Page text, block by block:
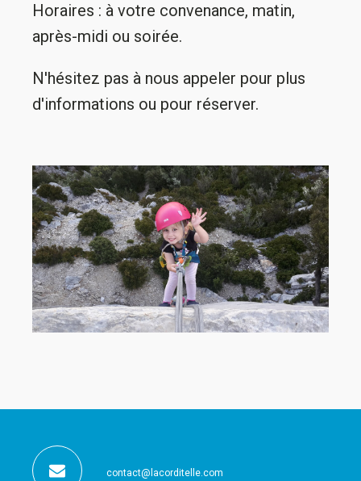
Horaires : à votre convenance, matin,
après-midi ou soirée.
N'hésitez pas à nous appeler pour plus
d'informations ou pour réserver.
contact@lacorditelle.com